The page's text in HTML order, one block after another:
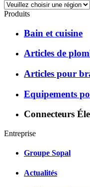
Produits
Bain et cuisine
Articles de
Articles pour
Equipements
Connecteurs
Entreprise
Groupe Sopal
Actualités